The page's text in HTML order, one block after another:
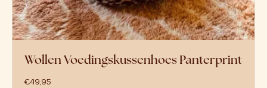
Wollen Voedingskussenhoes Panterprint
€49,95